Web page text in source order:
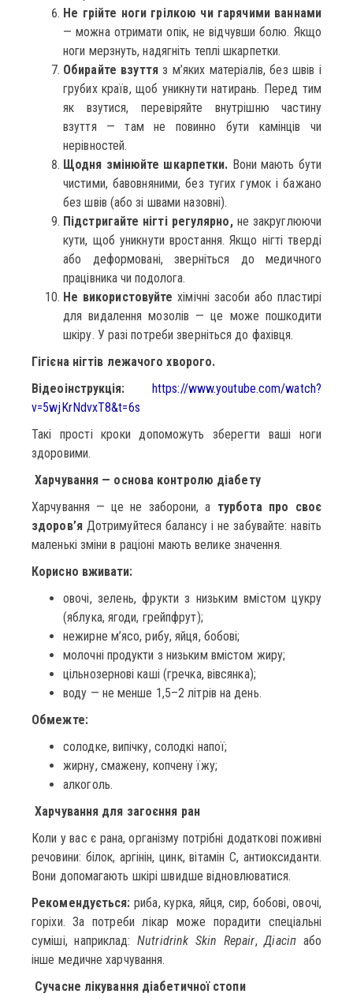
Не грійте ноги грілкою чи гарячими ваннами
— можна отримати опік, не відчувши болю. Якщо
ноги мерзнуть, надягніть теплі шкарпетки.
Обирайте взуттяз м’яких матеріалів, без швів і
грубих країв, щоб уникнути натирань. Перед тим
як взутися, перевіряйте внутрішню частину
взуття — там не повинно бути камінців чи
нерівностей.
Щодня змінюйте шкарпетки. Вони мають бути
чистими, бавовняними, без тугих гумок і бажано
без швів (або зі швами назовні).
Підстригайте нігті регулярно, не закруглюючи
кути, щоб уникнути вростання. Якщо нігті тверді
або деформовані, зверніться до медичного
працівника чи подолога.
Не використовуйтехімічні засоби або пластирі
для видалення мозолів — це може пошкодити
шкіру. У разі потреби зверніться до фахівця.
Гігієна нігтів лежачого хворого.
Відеоінструкція: https://www.youtube.com/watch?
v=5wjKrNdvxT8&t=6s
Такі прості кроки допоможуть зберегти ваші ноги
здоровими.
Харчування — основа контролю діабету
Харчування — це не заборони, а турбота про своє
здоров’я Дотримуйтеся балансу і не забувайте: навіть
маленькі зміни в раціоні мають велике значення.
Корисно вживати:
овочі, зелень, фрукти з низьким вмістом цукру
(яблука, ягоди, грейпфрут);
нежирне м’ясо, рибу, яйця, бобові;
молочні продукти з низьким вмістом жиру;
цільнозернові каші (гречка, вівсянка);
воду — не менше 1,5–2 літрів на день.
Обмежте:
солодке, випічку, солодкі напої;
жирну, смажену, копчену їжу;
алкоголь.
Харчування для загоєння ран
Коли у вас є рана, організму потрібні додаткові поживні
речовини: білок, аргінін, цинк, вітамін С, антиоксиданти.
Вони допомагають шкірі швидше відновлюватися.
Рекомендується: риба, курка, яйця, сир, бобові, овочі,
горіхи. За потреби лікар може порадити спеціальні
суміші, наприклад:Nutridrink Skin Repair,Діасіпабо
інше медичне харчування.
Сучасне лікування діабетичної стопи